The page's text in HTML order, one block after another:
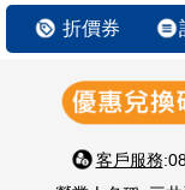
折價券
客戶服務